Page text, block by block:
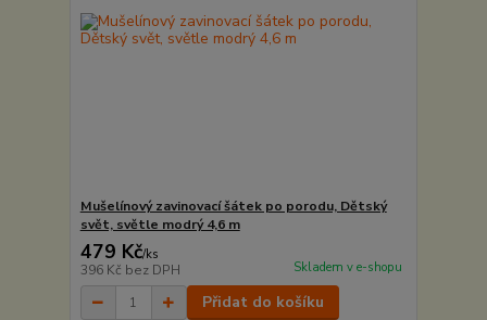
Mušelínový zavinovací šátek po porodu, Dětský
svět, světle modrý 4,6 m
479 Kč/ks
396 Kč bez DPH Skladem v e-shopu
Přidat do košíku